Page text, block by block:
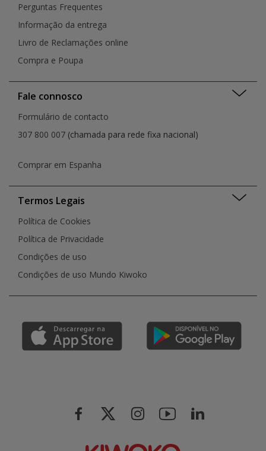
Perguntas Frequentes
Informação da entrega
Livro de Reclamações online
Compra e Poupa
Fale connosco
Formulário de contacto
307 800 007 (chamada para rede fixa nacional)
Comprar em Espanha
Termos Legais
Política de Cookies
Política de Privacidade
Condições de uso
Condições de uso Mundo Kiwoko